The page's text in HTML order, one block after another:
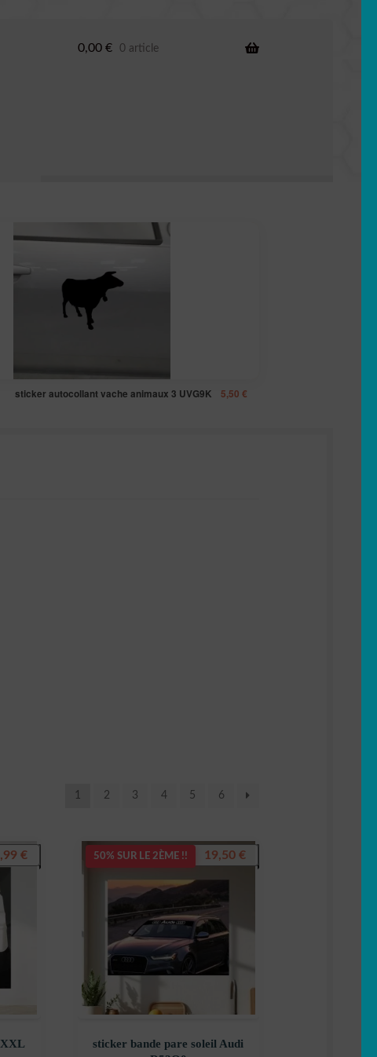
0,00 € 0 article
sticker autocollant vache animaux 3 UVG9K 5,50 €
1 2 3 4 5 6
XXL
€ 50% SUR LE 2ÈME !!
sticker bande pare soleil Audi
19,50 €